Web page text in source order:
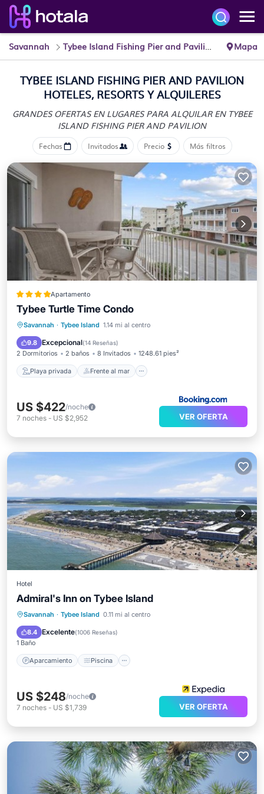
Savannah Tybee Island Fishing Pier and Pavilion Mapa
TYBEE ISLAND FISHING PIER AND PAVILION
HOTELES, RESORTS Y ALQUILERES
GRANDES OFERTAS EN LUGARES PARA ALQUILAR EN TYBEE
ISLAND FISHING PIER AND PAVILION
Fechas Invitados Precio Más filtros
Apartamento
Tybee Turtle Time Condo
Savannah · Tybee Island 1.14 mi al centro
9.8 Excepcional(14 Reseñas)
2 Dormitorios 2 baños 8 Invitados 1248.61 pies²
Playa privada Frente al mar
Playa privada
Frente al mar
Aparcamiento
US $422/noche
7 noches - US $2,952 VER OFERTA
Hotel
Admiral's Inn on Tybee Island
Savannah · Tybee Island 0.11 mi al centro
8.4 Excelente(1006 Reseñas)
1 Baño
Aparcamiento Piscina
Aparcamiento Piscina
Aire acondicionado
US $248/noche
7 noches - US $1,739 VER OFERTA